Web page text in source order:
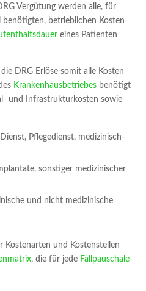
Vergütung werden alle, für
betrieblichen Kosten
eines Patienten
DRG Erlöse somit alle Kosten
Krankenhausbetriebes benötigt
und Infrastrukturkosten sowie
Pflegedienst, medizinisch-
sonstiger medizinischer
und nicht medizinische
Kostenarten und Kostenstellen
, die für jede Fallpauschale